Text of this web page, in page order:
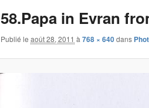
58.Papa in Evran
Publié le août 28, 2011 à 768 × 640dans